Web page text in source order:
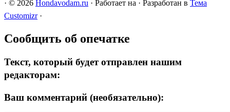
· © 2026 Hondavodam.ru · Работает на · Разработан в Тема
Customizr ·
Сообщить об опечатке
Текст, который будет отправлен нашим
редакторам:
Ваш комментарий (необязательно):